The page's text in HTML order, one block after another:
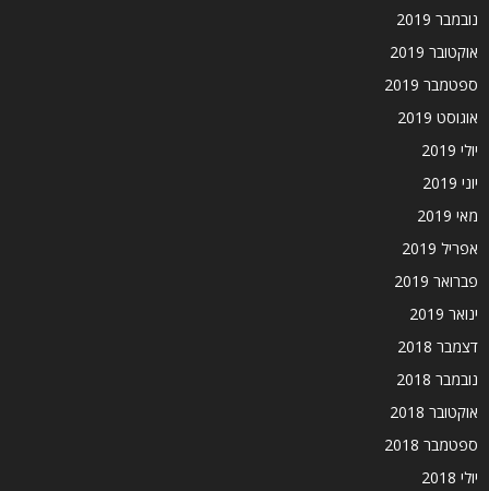
נובמבר 2019
אוקטובר 2019
ספטמבר 2019
אוגוסט 2019
יולי 2019
יוני 2019
מאי 2019
אפריל 2019
פברואר 2019
ינואר 2019
דצמבר 2018
נובמבר 2018
אוקטובר 2018
ספטמבר 2018
יולי 2018